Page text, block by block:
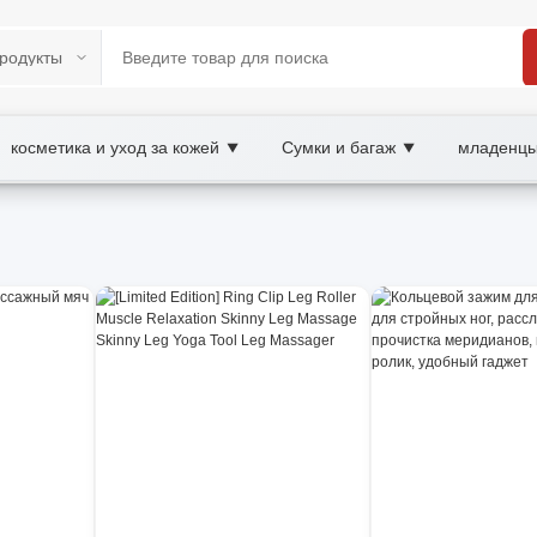
косметика и уход за кожей ▼ Сумки и багаж ▼
B2B/B2C Marketplace
и ковриков для дома.